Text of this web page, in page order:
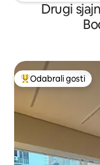
Drugi
Među najviše
Odabrali gosti